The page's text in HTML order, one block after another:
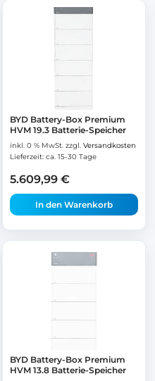
BYD Battery-Box Premium
HVM 19.3 Batterie-Speicher
inkl. 0 % MwSt. zzgl. Versandkosten
Lieferzeit: ca. 15-30 Tage
5.609,99 €
In den Warenkorb
BYD Battery-Box Premium
HVM 13.8 Batterie-Speicher